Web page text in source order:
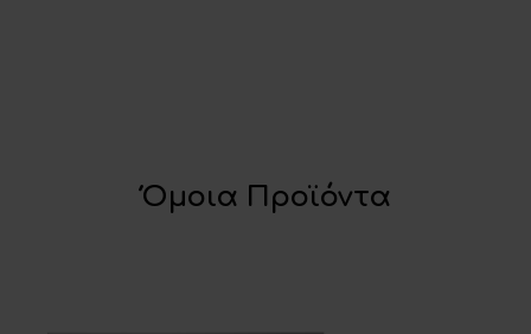
Όμοια Προϊόντα